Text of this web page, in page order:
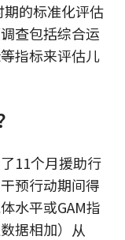
期的标准化评估
查包括综合运
指标来评估儿
11个月援助行
预行动期间得
水平或GAM指
据相加）从